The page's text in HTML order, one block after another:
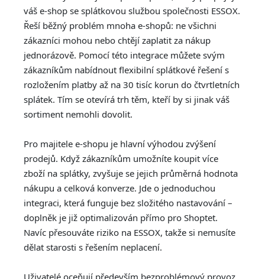
váš e-shop se splátkovou službou společnosti ESSOX.
Řeší běžný problém mnoha e-shopů: ne všichni
zákazníci mohou nebo chtějí zaplatit za nákup
jednorázově. Pomocí této integrace můžete svým
zákazníkům nabídnout flexibilní splátkové řešení s
rozložením platby až na 30 tisíc korun do čtvrtletních
splátek. Tím se otevírá trh těm, kteří by si jinak váš
sortiment nemohli dovolit.
Pro majitele e-shopu je hlavní výhodou zvýšení
prodejů. Když zákazníkům umožníte koupit více
zboží na splátky, zvyšuje se jejich průměrná hodnota
nákupu a celková konverze. Jde o jednoduchou
integraci, která funguje bez složitého nastavování –
doplněk je již optimalizován přímo pro Shoptet.
Navíc přesouváte riziko na ESSOX, takže si nemusíte
dělat starosti s řešením neplacení.
Uživatelé oceňují především bezproblémový provoz